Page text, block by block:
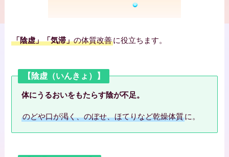
「陰虚」「気滞」の体質改善に役立ちます。
【陰虚（いんきょ）】
体にうるおいをもたらす陰が不足。
のどや口が渇く、のぼせ、ほてりなど乾燥体質に。